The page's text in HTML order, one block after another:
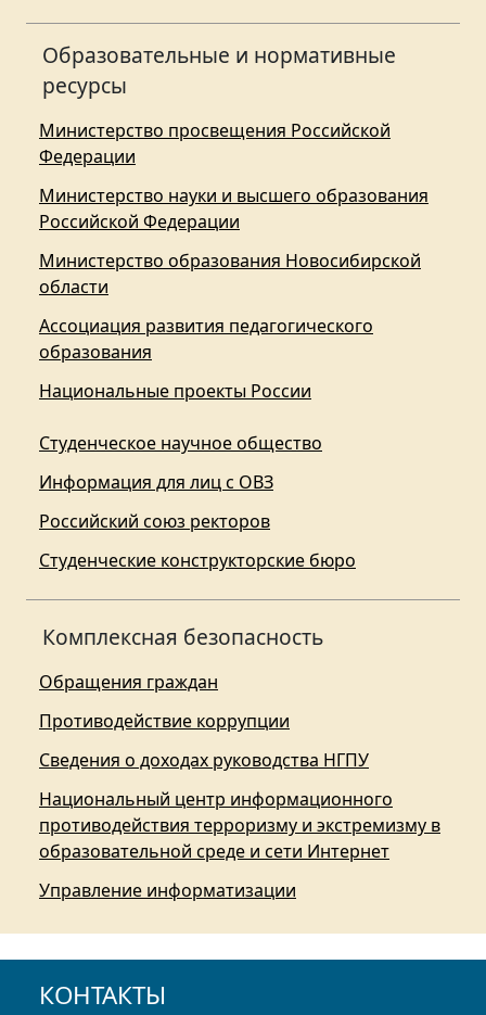
Образовательные и нормативные
ресурсы
Министерство просвещения Российской
Федерации
Министерство науки и высшего образования
Российской Федерации
Министерство образования Новосибирской
области
Ассоциация развития педагогического
образования
Национальные проекты России
Студенческое научное общество
Информация для лиц с ОВЗ
Российский союз ректоров
Студенческие конструкторские бюро
Комплексная безопасность
Обращения граждан
Противодействие коррупции
Сведения о доходах руководства НГПУ
Национальный центр информационного
противодействия терроризму и экстремизму в
образовательной среде и сети Интернет
Управление информатизации
КОНТАКТЫ